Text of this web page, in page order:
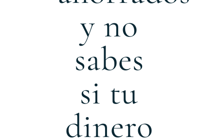
y no
sabes
si tu
dinero